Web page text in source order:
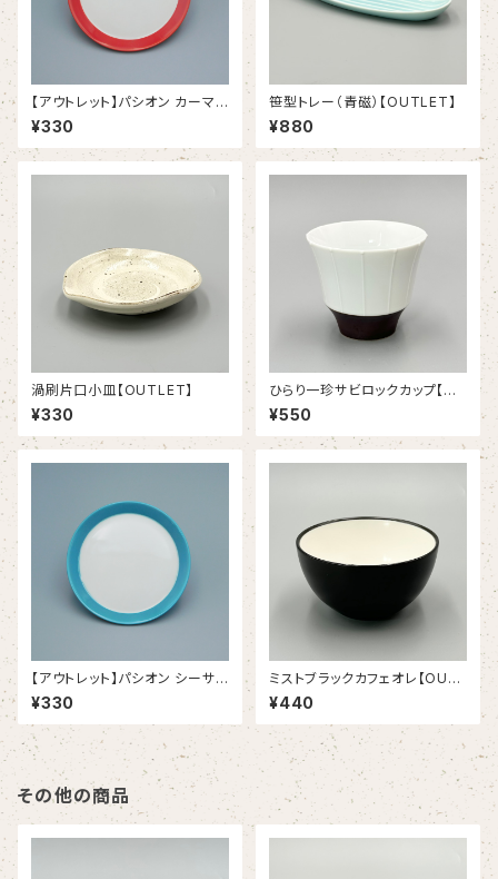
【アウトレット】パシオン カーマイ
ンレッド １９.５ｃｍプレート（3
8/12340006B）
¥330
笹型トレー（青磁）【OUTLET】
¥880
渦刷片口小皿【OUTLET】
¥330
ひらり一珍サビロックカップ【OU
TLET】
¥550
【アウトレット】パシオン シーサイ
ドブルー １９.５ｃｍプレート（3
8/12386006B）
¥330
ミストブラックカフェオレ【OUT
LET】
¥440
その他の商品